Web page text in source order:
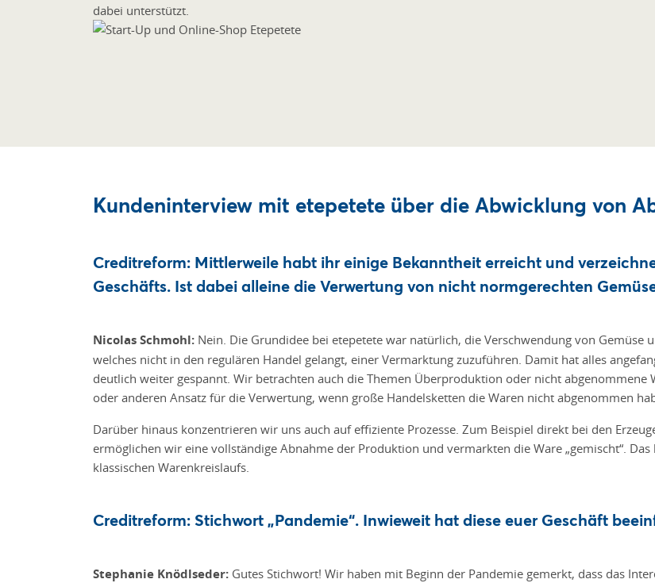
dabei unterstützt.
Kundeninterview mit etepetete über die Abwicklung von
Creditreform: Mittlerweile habt ihr einige Bekanntheit erreicht und
Geschäfts. Ist dabei alleine die Verwertung von nicht normgerechten
Nicolas Schmohl: Nein. Die Grundidee bei etepetete war natürlich, die Verschwendung von Gemüse
welches nicht in den regulären Handel gelangt, einer Vermarktung zuzuführen. Damit hat alles
deutlich weiter gespannt. Wir betrachten auch die Themen Überproduktion oder nicht abgenommene
oder anderen Ansatz für die Verwertung, wenn große Handelsketten die Waren nicht abgenommen
Darüber hinaus konzentrieren wir uns auch auf effiziente Prozesse. Zum Beispiel direkt bei den
ermöglichen wir eine vollständige Abnahme der Produktion und vermarkten die Ware „gemischt“.
klassischen Warenkreislaufs.
Creditreform: Stichwort „Pandemie“. Inwieweit hat diese euer Geschäft
Stephanie Knödlseder: Gutes Stichwort! Wir haben mit Beginn der Pandemie gemerkt, dass das